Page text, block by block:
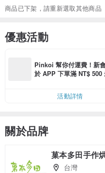
商品已下架，請重新選取其他商品
優惠活動
Pinkoi 幫你付運費！新
於 APP 下單滿 NT$ 500
活動詳情
關於品牌
菓本多田手作
台灣